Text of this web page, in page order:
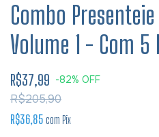
Combo
Volume 1 - Com 5
R$37,99 -82% OFF
R$205,90
R$36,85 com Pix